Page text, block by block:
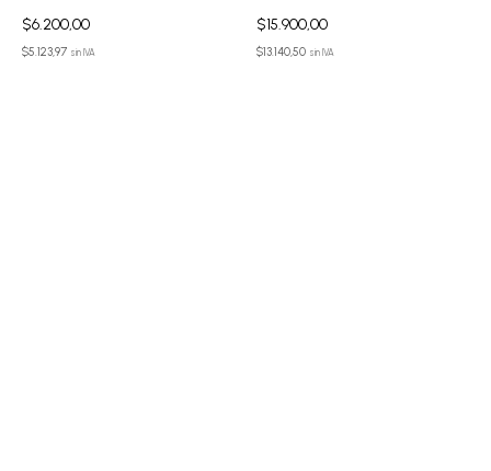
$6.200,00
$5.123,97 sin IVA
$15.900,00
$13.140,50 sin IVA